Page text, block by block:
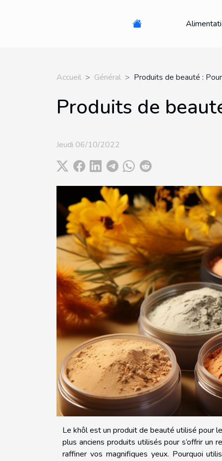
Accueil Général Produits de beauté :
Produits de
Jeudi 06/10/2022
Le khôl est un produit de beauté utilisé pour
plus anciens produits utilisés pour s’offrir un
raffiner vos magnifiques yeux. Pourquoi